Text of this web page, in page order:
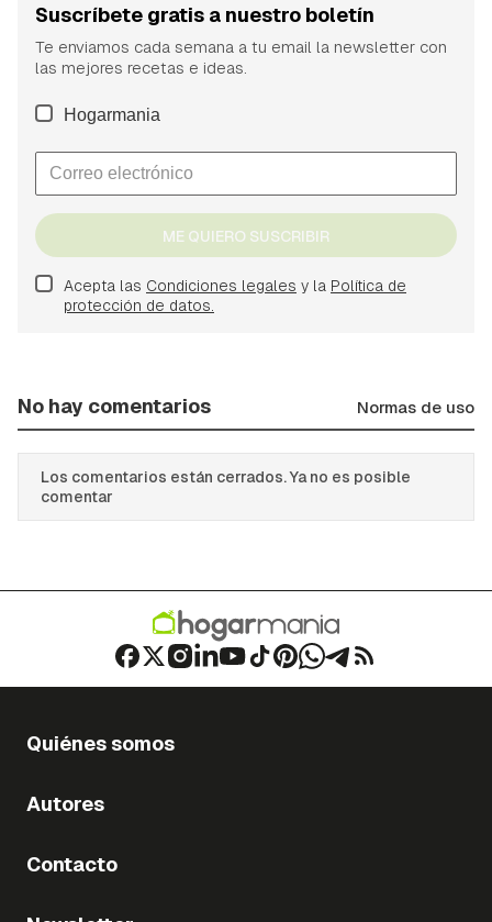
Suscríbete gratis a nuestro boletín
Te enviamos cada semana a tu email la newsletter con
las mejores recetas e ideas.
Hogarmania
ME QUIERO SUSCRIBIR
Acepta las Condiciones legales y la Política de
protección de datos.
No hay comentarios Normas de uso
Los comentarios están cerrados. Ya no es posible
comentar
Quiénes somos
Autores
Contacto